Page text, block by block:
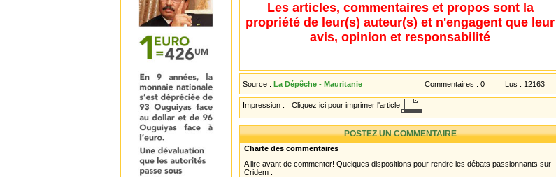
Les articles, commentaires et propos sont la
propriété de leur(s) auteur(s) et n'engagent que leur
avis, opinion et responsabilité
Source : La Dépêche - Mauritanie Commentaires : 0 Lus : 12163
Impression : Cliquez ici pour imprimer l'article
POSTEZ UN COMMENTAIRE
Charte des commentaires
A lire avant de commenter! Quelques dispositions pour rendre les débats passionnants sur
Cridem :